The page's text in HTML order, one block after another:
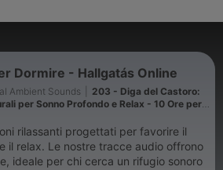
Dormire - Hallgatás Online
Ambient Sounds
203 - Diga del Castoro:
per Sonno Profondo e Relax - 10 Ore per
rilassanti progettati per favorire il
il relax. Le nostre tracce audio offrono
ideale per chi cerca un rifugio sonoro